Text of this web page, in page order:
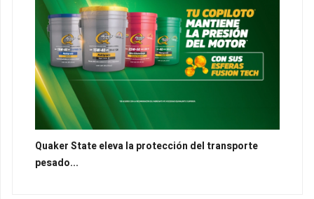
Quaker State eleva la protección del transporte
pesado...